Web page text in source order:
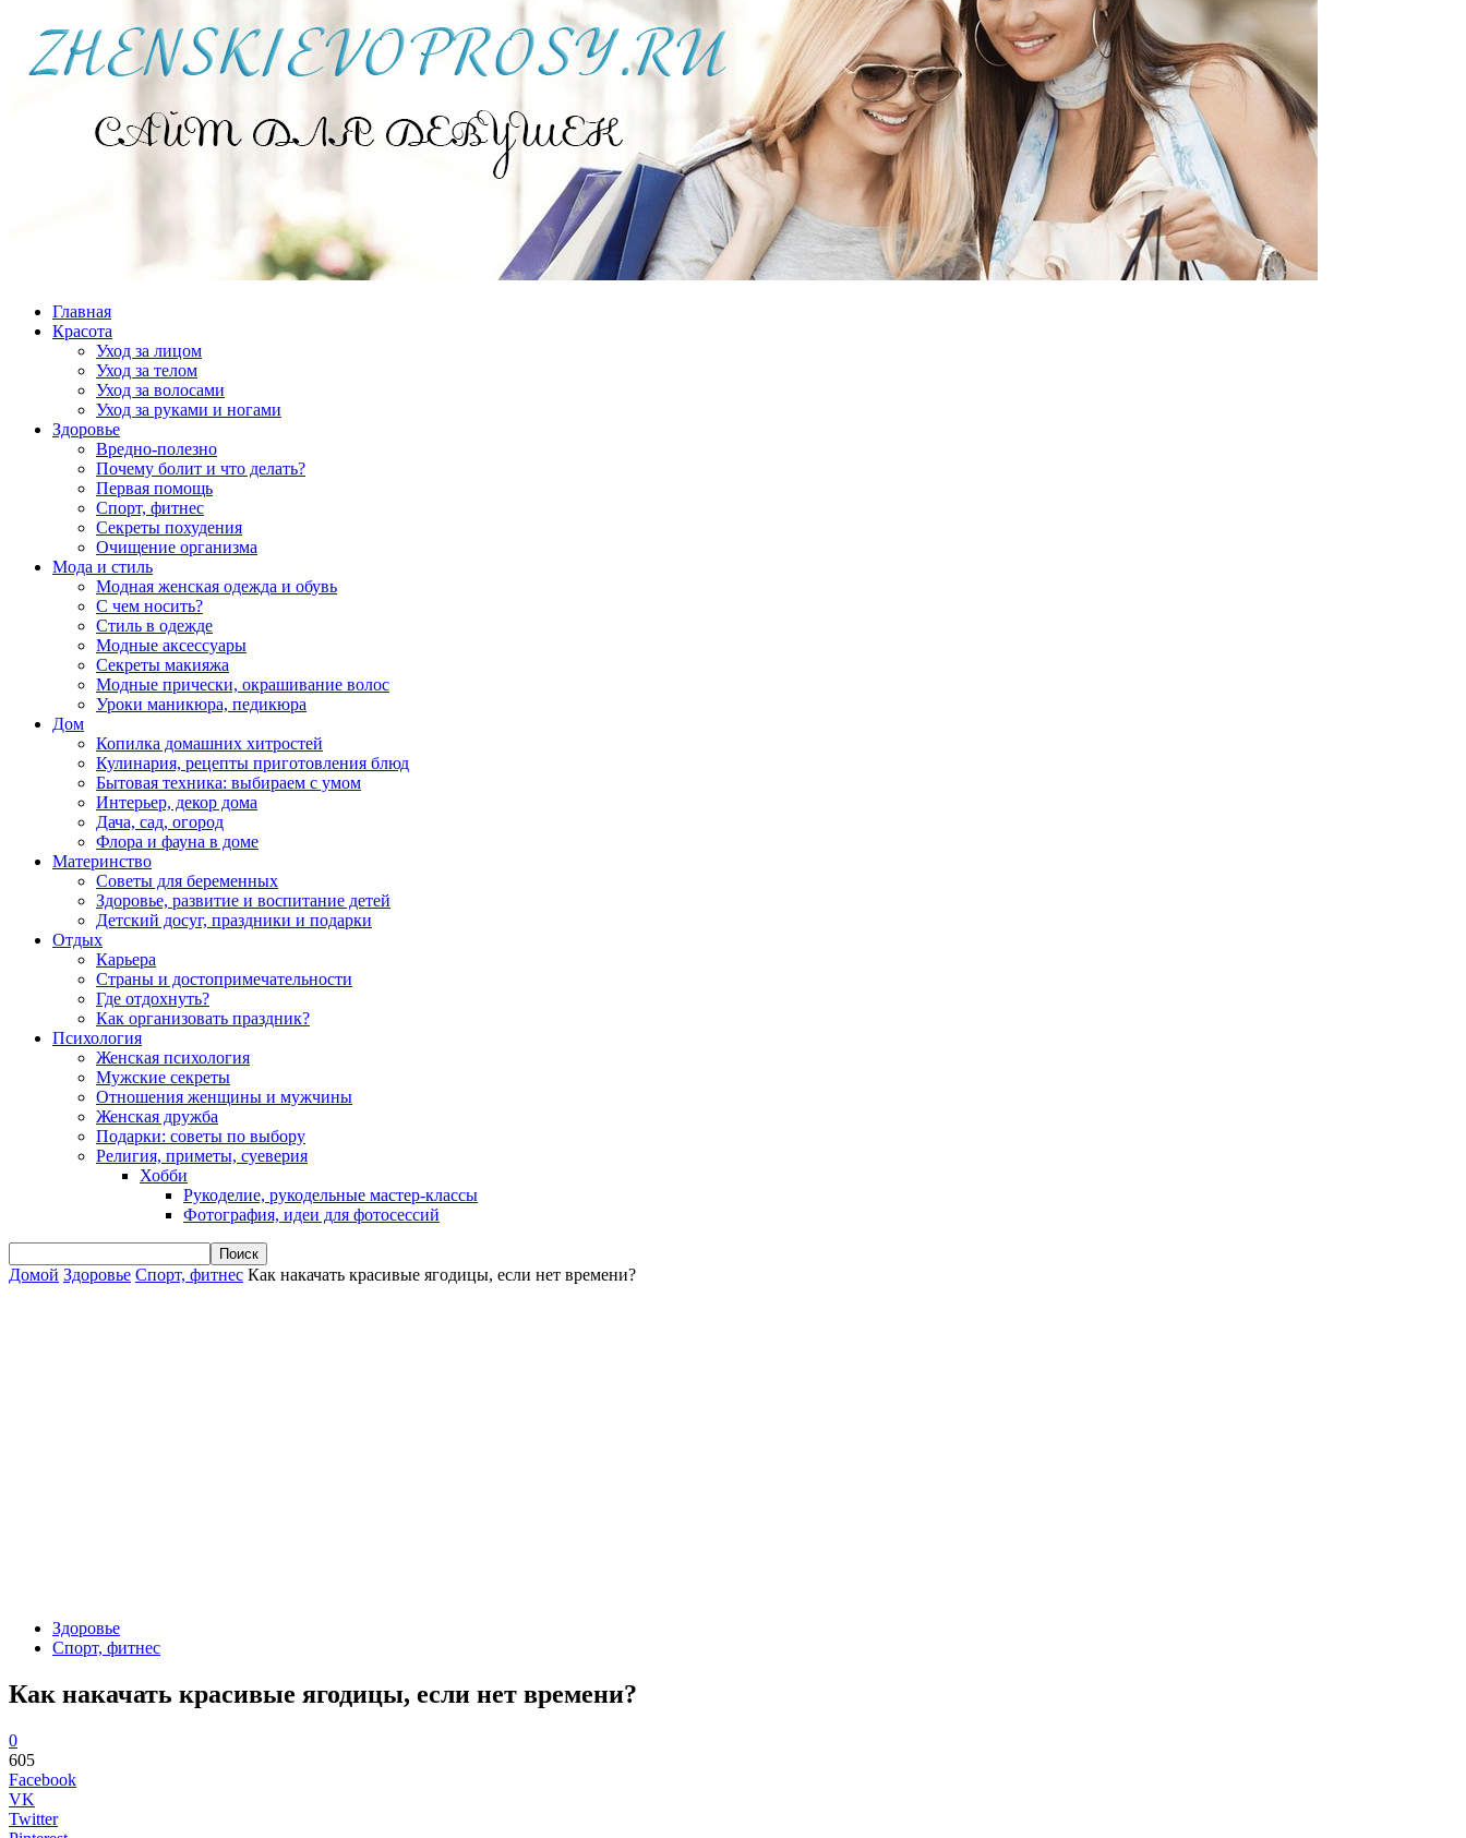
Главная
Красота
Уход за лицом
Уход за телом
Уход за волосами
Уход за руками и ногами
Здоровье
Вредно-полезно
Почему болит и что делать?
Первая помощь
Спорт, фитнес
Секреты похудения
Очищение организма
Мода и стиль
Модная женская одежда и обувь
С чем носить?
Стиль в одежде
Модные аксессуары
Секреты макияжа
Модные прически, окрашивание волос
Уроки маникюра, педикюра
Дом
Копилка домашних хитростей
Кулинария, рецепты приготовления блюд
Бытовая техника: выбираем с умом
Интерьер, декор дома
Дача, сад, огород
Флора и фауна в доме
Материнство
Советы для беременных
Здоровье, развитие и воспитание детей
Детский досуг, праздники и подарки
Отдых
Карьера
Страны и достопримечательности
Где отдохнуть?
Как организовать праздник?
Психология
Женская психология
Мужские секреты
Отношения женщины и мужчины
Женская дружба
Подарки: советы по выбору
Религия, приметы, суеверия
Хобби
Рукоделие, рукодельные мастер-классы
Фотография, идеи для фотосессий
Домой Здоровье Спорт, фитнес Как накачать красивые ягодицы, если нет времени?
Здоровье
Спорт, фитнес
Как накачать красивые ягодицы, если нет времени?
0
605
Facebook
VK
Twitter